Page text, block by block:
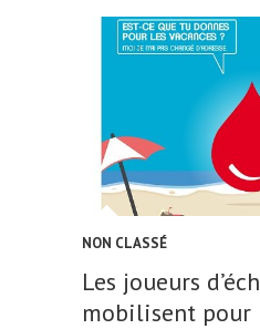
NON CLASSÉ
Les joueurs
mobilisent pour